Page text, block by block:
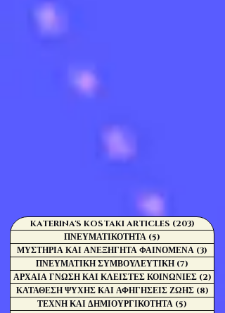
KATERINA'S KOSTAKI ARTICLES (203) 203
ΠΝΕΥΜΑΤΙΚΟΤΗΤΑ (5)
ΜΥΣΤΗΡΙΑ ΚΑΙ ΑΝΕΞΗΓΗΤΑ ΦΑΙΝΟΜΕΝΑ (3)
ΠΝΕΥΜΑΤΙΚΗ ΣΥΜΒΟΥΛΕΥΤΙΚΗ (7)
ΑΡΧΑΙΑ ΓΝΩΣΗ ΚΑΙ ΚΛΕΙΣΤΕΣ ΚΟΙΝΩΝΙΕΣ (2)
ΚΑΤΑΘΕΣΗ ΨΥΧΗΣ ΚΑΙ ΑΦΗΓΗΣΕΙΣ ΖΩΗΣ (8)
ΤΕΧΝΗ ΚΑΙ ΔΗΜΙΟΥΡΓΙΚΟΤΗΤΑ (5)